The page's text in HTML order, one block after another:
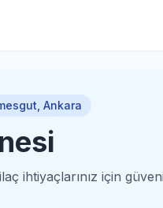
Ankara
ihtiyaçlarınız için